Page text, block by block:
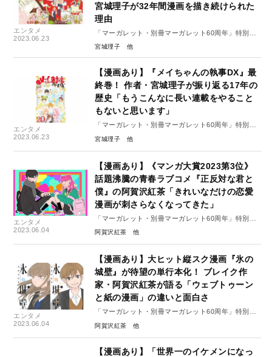
エンタメ
2023.06.23
宮城理子が32年間漫画を描き続けられた
理由
「マーガレット・別冊マーガレット60周年」特別イ
ンタビュー#７（後編）
宮城理子
エンタメ
2023.06.23
【漫画あり】『メイちゃんの執事DX』最
終巻！ 作者・宮城理子が振り返る17年の
歴史「もうこんなに長い連載をやること
もないと思います」
「マーガレット・別冊マーガレット60周年」特別イ
ンタビュー#7（前編）
宮城理子
エンタメ
2023.06.04
【漫画あり】《マンガ大賞2023第3位》
話題沸騰の青春ラブコメ『正反対な君と
僕』の阿賀沢紅茶「きれいなだけの恋愛
漫画が刺さらなくなってきた」
「マーガレット・別冊マーガレット60周年」特別イ
ンタビュー#6（後編）
阿賀沢紅茶
エンタメ
2023.06.04
【漫画あり】大ヒット縦スク漫画『氷の
城壁』が待望の単行本化！ ブレイク作
家・阿賀沢紅茶が語る「ウェブトゥーン
と紙の漫画」の違いと面白さ
「マーガレット・別冊マーガレット60周年」特別イ
ンタビュー#6（前編）
阿賀沢紅茶
【漫画あり】「世界一のイケメンになっ